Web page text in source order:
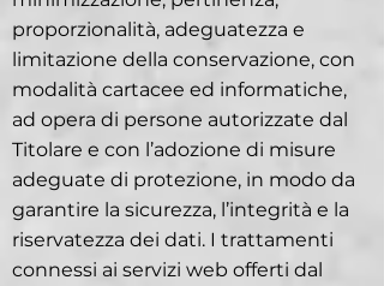
proporzionalità, adeguatezza e
limitazione della conservazione, con
modalità cartacee ed informatiche,
ad opera di persone autorizzate dal
Titolare e con l’adozione di misure
adeguate di protezione, in modo da
garantire la sicurezza, l’integrità e la
riservatezza dei dati. I trattamenti
connessi ai servizi web offerti dal